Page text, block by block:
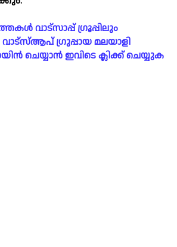
വാട്സാപ്പ് ഗ്രൂപ്പിലും
വാട്സ്ആപ് ഗ്രുപ്പായ മലയാളി
ചെയ്യാൻ ഇവിടെ ക്ലിക്ക് ചെയ്യുക